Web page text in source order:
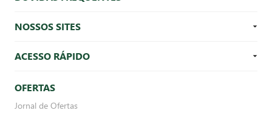
NOSSOS SITES
ACESSO RÁPIDO
OFERTAS
Jornal de Ofertas